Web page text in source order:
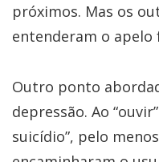
próximos. Mas os
entenderam o apelo
Outro ponto
depressão. Ao
suicídio”, pelo